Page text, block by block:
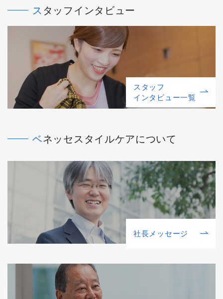
スタッフインタビュー
スタッフ
インタビュー一覧
ベネッセスタイルケアについて
社⻑メッセージ